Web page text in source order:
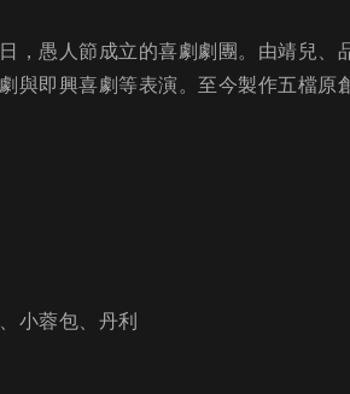
，愚人節成立的喜劇劇團。由靖兒
與即興喜劇等表演。至今製作五檔原
小蓉包、丹利